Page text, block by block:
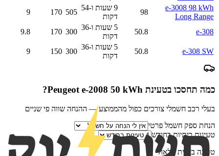
e-3008 98 kWh
Long Range
98
9 שעות ו-54
דקות
505
170
9
e-308
50.8
5 שעות ו-36
דקות
300
170
9.8
e-308 SW
50.8
5 שעות ו-36
דקות
300
150
9
כמה תחסכו בטעינת Peugeot e-2008 50 kWh
?
בעלי רכב חשמלי צורכים כפול מהממוצע — ההנחה שווה פי שניים
הנחת ספק חשמל פרטי
טעינות ביתיות בחודש
טעינה ביתית מלאה